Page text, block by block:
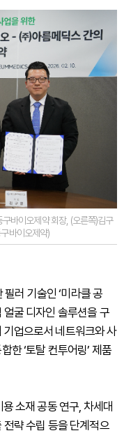
바이오제약 회장, (오른쪽)김구
바이오제약)
러 기술인 ‘미라클 공
얼굴 디자인 솔루션을 구
기업으로서 네트워크와 사
한 ‘토탈 컨투어링’ 제품
소재 공동 연구, 차세대
략 수립 등을 단계적으